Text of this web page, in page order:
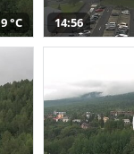
°C 14:56